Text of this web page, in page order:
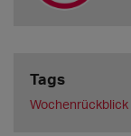
Tags
Wochenrückblick